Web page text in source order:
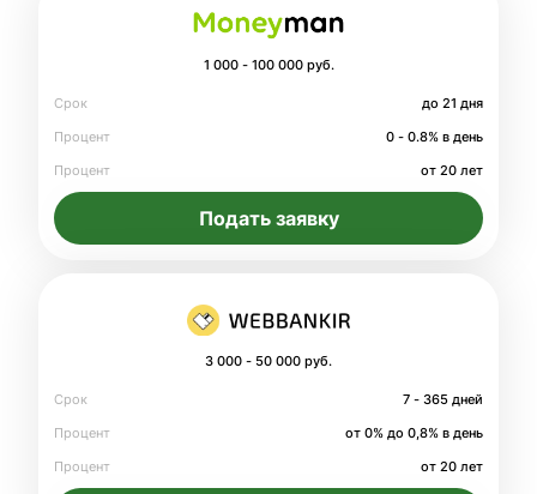
1 000 - 100 000 руб.
Срок
до 21 дня
Процент
0 - 0.8% в день
Процент
от 20 лет
Подать заявку
3 000 - 50 000 руб.
Срок
7 - 365 дней
Процент
от 0% до 0,8% в день
Процент
от 20 лет